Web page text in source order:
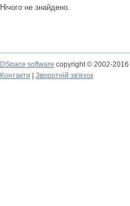
Нічого не знайдено.
DSpace software copyright © 2002-2016
Контакти
Зворотній зв'язок